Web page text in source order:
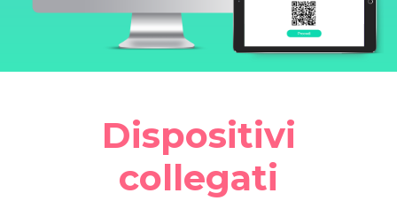
Dispositivi
collegati